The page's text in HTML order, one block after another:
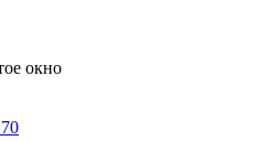
окно